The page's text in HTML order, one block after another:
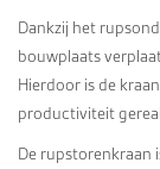
Dankzij het
bouwplaats
Hierdoor is de
productiviteit
De rupstorenkraan